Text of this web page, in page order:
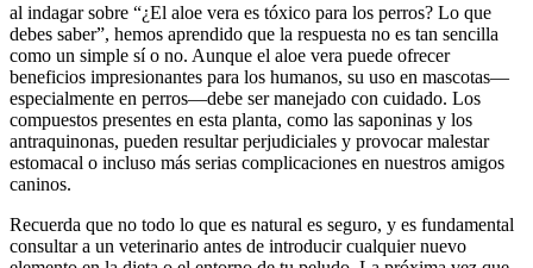
al indagar sobre “¿El aloe vera es tóxico para los perros? Lo que
debes saber”, hemos aprendido que la respuesta no es tan sencilla
como un simple sí o no. Aunque el aloe vera puede ofrecer
beneficios impresionantes para los humanos, su uso en mascotas—
especialmente en perros—debe ser manejado con cuidado. Los
compuestos presentes en esta planta, como las saponinas y los
antraquinonas, pueden resultar perjudiciales y provocar malestar
estomacal o incluso más serias complicaciones en nuestros amigos
caninos.
Recuerda que no todo lo que es natural es seguro, y es fundamental
consultar a un veterinario antes de introducir cualquier nuevo